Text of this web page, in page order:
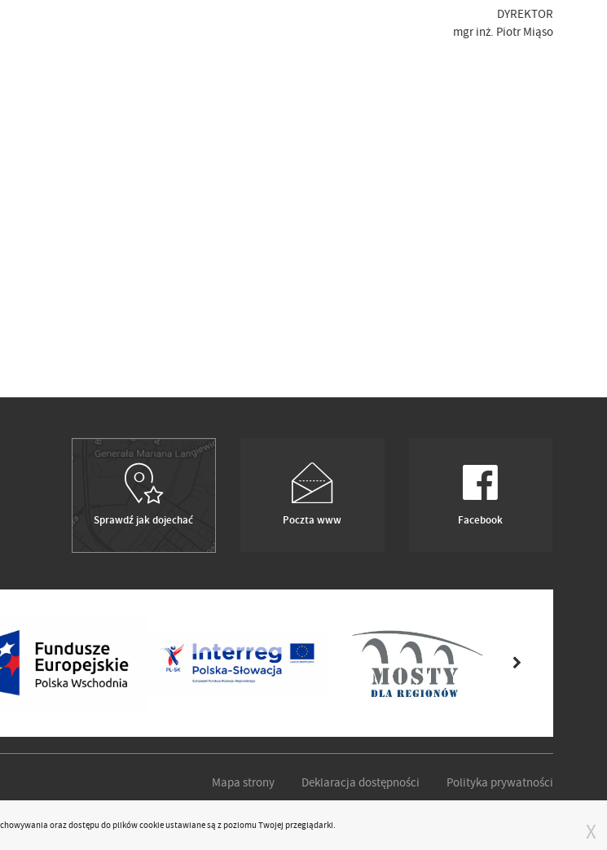
DYREKTOR
mgr inż. Piotr Miąso
Sprawdź jak dojechać Poczta www Facebook
Mapa strony Deklaracja dostępności Polityka prywatności
X
oraz dostępu do plików cookie ustawiane są z poziomu Twojej przeglądarki.